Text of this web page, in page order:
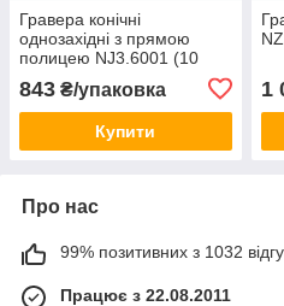
Гравера конічні
однозахідні з прямою
полицею NJ3.6001 (10
843 ₴/упаковка
Купити
1
Про нас
99% позитивних з 1032
Працює з 22.08.2011